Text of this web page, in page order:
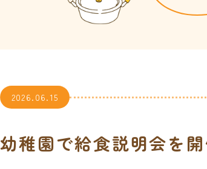
2026.06.15
幼稚園で給食説明会を